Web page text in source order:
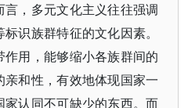
，多元文化主义往往强调
识族群特征的文化因素。
用，能够缩小各族群间的
和性，有效地体现国家一
认同不可缺少的东西。而